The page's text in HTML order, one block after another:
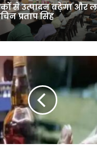
एके शर्मा ने पीएम सूर्य
प्रगति लाने के दिए